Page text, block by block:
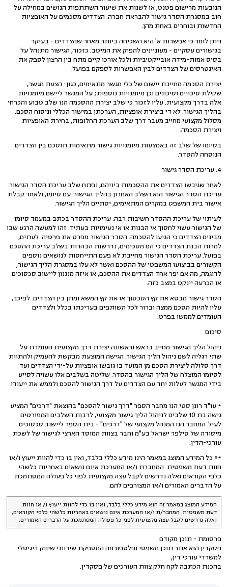
הנובעות מרישום פטנט, או לשנות את שיעור השתתפות הנושים במחילה על
חוב במסגרת הסדר גישור להבראת חברה. הצדדים מסכמים על האופציות
החדשות ובוחרים באחת מהן.
ניתן לומר כי אפשרות א' היא השכיחה ביותר מאחר שהצדדים - בעיקר
בגישורים עסקיים - מעוניינים להפיק את המיטב. כזכור, הגישור מתנהל על
בסיס אמות-מידה אובייקטיביות ולכל אורכו קיים מתח בין הרצון לספק את
האינטרסים של הצדדים לבין האפשרות לספקם בפועל.
יצירת הסכמה מחייבת יישום של כלי מגשר מתאימים, כגון: הצעת מגשר,
שקילת סיכויים וסיכונים וכן מיומנויות נוספות; על המגשר ליישם מיומנויות
אלה בדרך מקצועית. עליו לזכור כי שלב יצירת ההסכמה הנו שלב טבוע והכרחי
בהליך הגישור. לא די ביצירת אופציות, הערכתן במישור הכללי וניסוח הסכם.
מסלול מקצועי מחייב מעבר דרך שלב הערכת החלופות, בחירת האופציות
ויצירת הסכמה.
בסיומו של שלב זה באמצעות מיומנויות גישור מתאימות תוסכם בין הצדדים
הנוסחה להסדר.
4. עריכת הסדר גישור
לאחר שגיבשו הצדדים את ההסכמות ביניהם, נפתח שלב עריכת הסדר הגישור.
עריכת הסדר הגישור הוא השלב האחרון בהליך הגישור. עם סיומו, ולאחר קבלת
אישור בית המשפט במקרים המתאימים, יסתיים הליך הגישור.
לעיתוי של עריכת ההסדר חשיבות רבה. עריכת ההסדר בכתב במעמד סיומו
של הגישור עשוי לחסוך אי הבנות או אי נעימויות בעתיד. זהו למעשה הרגע שבו
מבינים הצדדים כי הגיעו להסכמה. הסדר הגישור מפרט את פרטיה. לעתים,
למרות הבנת הצדדים כי הם מסכימים, נדרשות הבהרות בשלב עריכת ההסכם
בפועל. עריכת הסדר הגישור מחייבת לא פעם התייחסות לנושאים נוספים
הקשורים בביצועו המשפטי של ההסכם ואשר לא עלו במסגרת הליך הגישור,
לדוגמה, מה אם יפר אחד הצדדים את ההסכם, או איזה מנגנון ליישוב סכסוכים
או הכרעה יינקט במצב כזה.
הסדר גישור מבטא את קץ הסכסוך או את קץ המשא ומתן בין הצדדים. לפיכך,
עליו להיות הסכם ממצה וברור לכל השותפים בעריכתו בכלל ולצדדים
העומדים לממשו בפרט.
סיכום
ניהול הליך הגישור מחייב בראש וראשונה יצירת דרך מקצועית העומדת על
שתי רגליה לשם ניהול הליך הגישור. הגישה המוצעת מבקשת להעמיק ולהתוות
דרך סלולה ליצירת הסכם מן המועד בו גובשו אופציות על-ידי הצדדים ועד
לסיומו המוצלח של הליך הגישור בהסדר. שליטה בשלבים אלו עשויה לסייע
בידי המגשר לעלות יחד עם הצדדים על דרך הגישור להסכם ולממש את ייעודו.
* עו"ד רונן סטי הנו מחבר הספר "דרך גישור להסכם" בהוצאת "דרכים" המציע
גישה בת 10 שלבים לניהול הליך גישור מקצועי, לרבות השלבים המפורטים
לעיל. המחבר הנו המנהל מקצועי של "דרכים" - בית הספר ליישוב סכסוכים
מיסודה של סילפר ישראל בע"מ וחבר בצוות המוסד הארצי לגישור של לשכת
עורכי-הדין.
** כל המידע המוצג במאמר הינו מידע כללי בלבד, ואין בו כדי להוות ייעוץ ו/או
חוות דעת משפטית. המחברת ו/או המערכת אינם נושאים באחריות כלשהי
כלפי הקוראים ואלה נדרשים לקבל עצה מקצועית לפני כל פעולה המסתמכת
על הדברים האמורים ו/או המצורפים להם.
המידע המוצג במאמר זה הוא מידע כללי בלבד, ואין בו כדי להוות ייעוץ ו/ או חוות
דעת משפטית. המחבר/ת ו/או המערכת אינם נושאים באחריות כלשהי כלפי הקוראים,
ואלה נדרשים לקבל עצה מקצועית לפני כל פעולה המסתמכת על הדברים האמורים.
פרסומת - תוכן מקודם
פסקדין הוא אתר תוכן משפטי ופלטפורמה המספקת שירותי שיווק דיגיטלי
למשרדי עורכי דין,
בהכנת הכתבה לקח חלק צוות העורכים של פסקדין.